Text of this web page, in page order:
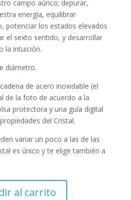
campo aúrico; depurar,
energía, equilibrar
potenciar los estados elevados
el sexto sentido, y desarrollar
la intuición.
diámetro.
de acero inoxidable (el
de la foto de acuerdo a la
protectora y una guía digital
del Cristal.
variar un poco a las de las
es único y te elige también a
al carrito